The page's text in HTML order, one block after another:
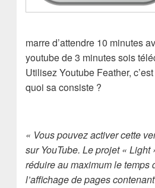
marre d’attendre 10 minutes
youtube de 3 minutes sois
Utilisez Youtube Feather,
quoi sa consiste ?
« Vous pouvez activer cette
sur YouTube. Le projet «
réduire au maximum le temps
l’affichage de pages